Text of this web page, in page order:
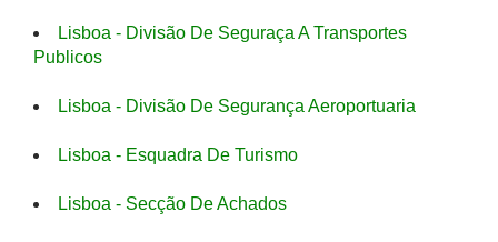
Lisboa - Divisão De Seguraça A Transportes
Publicos
Lisboa - Divisão De Segurança Aeroportuaria
Lisboa - Esquadra De Turismo
Lisboa - Secção De Achados